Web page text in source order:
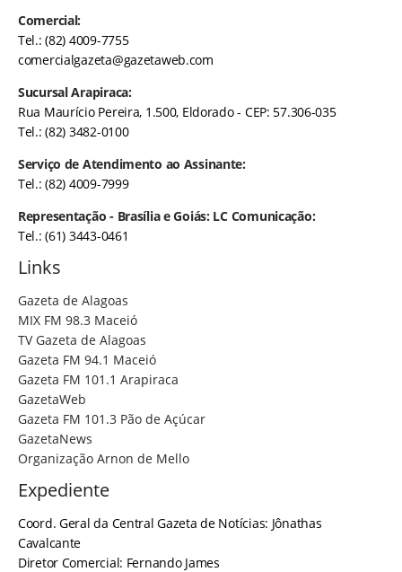
Comercial:
Tel.: (82) 4009-7755
comercialgazeta@gazetaweb.com
Sucursal Arapiraca:
Rua Maurício Pereira, 1.500, Eldorado - CEP: 57.306-035
Tel.: (82) 3482-0100
Serviço de Atendimento ao Assinante:
Tel.: (82) 4009-7999
Representação - Brasília e Goiás: LC Comunicação:
Tel.: (61) 3443-0461
Links
Gazeta de Alagoas
MIX FM 98.3 Maceió
TV Gazeta de Alagoas
Gazeta FM 94.1 Maceió
Gazeta FM 101.1 Arapiraca
GazetaWeb
Gazeta FM 101.3 Pão de Açúcar
GazetaNews
Organização Arnon de Mello
Expediente
Coord. Geral da Central Gazeta de Notícias: Jônathas
Cavalcante
Diretor Comercial: Fernando James